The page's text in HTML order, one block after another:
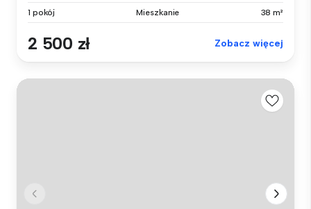
1 pokój Mieszkanie 38 m²
2 500 zł Zobacz więcej